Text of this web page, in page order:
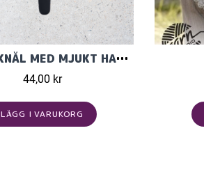
ERG VIRKNÅL MED MJUKT HANDGREPP
44,00 kr
LÄGG I VARUKORG